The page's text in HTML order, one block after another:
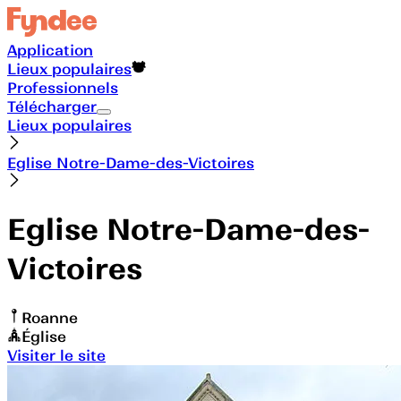
Application
Lieux populaires
Professionnels
Télécharger
Lieux populaires
Eglise Notre-Dame-des-Victoires
Eglise Notre-Dame-des-
Victoires
Roanne
Église
Visiter le site